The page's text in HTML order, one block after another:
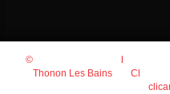
© 2026 Agence Web Thonon
Thonon Les Bains
Clic And